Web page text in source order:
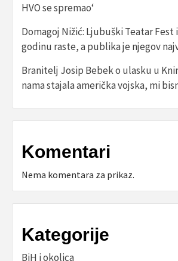
HVO se spremao‘
Domagoj Nižić: Ljubuški Teatar Fest
godinu raste, a publika je njegov
Branitelj Josip Bebek o ulasku u
nama stajala američka vojska, mi
Komentari
Nema komentara za prikaz.
Kategorije
BiH i okolica